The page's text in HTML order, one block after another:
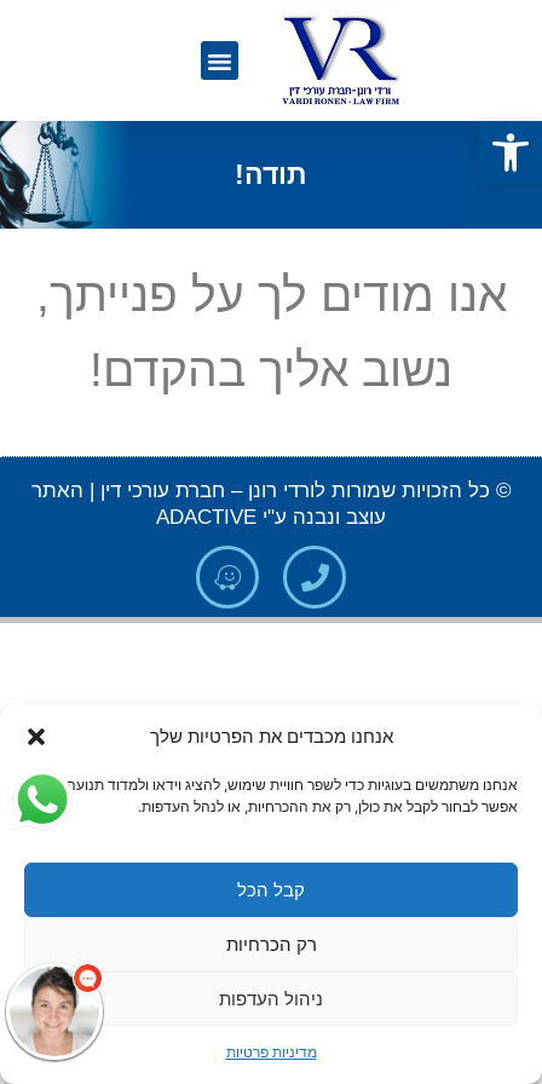
פתח סרגל נגישות
אנחנו מכבדים את הפרטיות שלך
אנחנו משתמשים בעוגיות כדי לשפר חוויית שימוש, להציג וידאו ולמדוד תנועה.
אפשר לבחור לקבל את כולן, רק את ההכרחיות, או לנהל העדפות.
קבל הכל
רק הכרחיות
ניהול העדפות
מדיניות פרטיות
תודה!
אנו מודים לך על פנייתך,
נשוב אליך בהקדם!
© כל הזכויות שמורות לורדי רונן – חברת עורכי דין | האתר
עוצב ונבנה ע"י ADACTIVE